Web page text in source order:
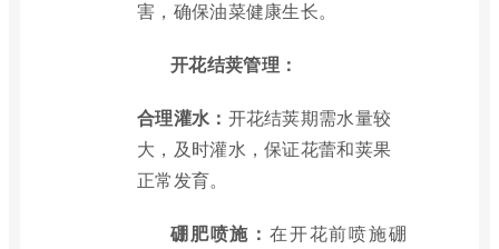
害，确保油菜健康生长。
开花结荚管理：
合理灌水： 开花结荚期需水量较
大，及时灌水，保证花蕾和荚果
正常发育。
硼肥喷施： 在开花前喷施硼